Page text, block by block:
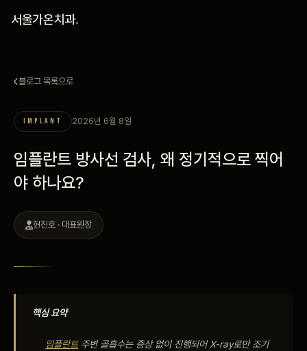
서울가온치과.
커뮤니티
의료진
안내
블로그 목록으로
IMPLANT 2026년 6월 8일
임플란트 방사선 검사, 왜 정기적으로 찍어
야 하나요?
현진호 · 대표원장
핵심 요약
임플란트주변 골흡수는 증상 없이 진행되어 X-ray로만 조기